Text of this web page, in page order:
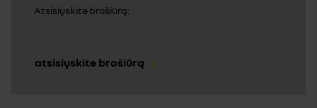
Atsisiųskite brošiūrą:
atsisiųskite brošiūrą